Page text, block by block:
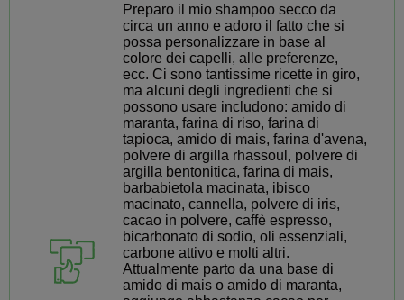
Preparo il mio shampoo secco da
circa un anno e adoro il fatto che si
possa personalizzare in base al
colore dei capelli, alle preferenze,
ecc. Ci sono tantissime ricette in giro,
ma alcuni degli ingredienti che si
possono usare includono: amido di
maranta, farina di riso, farina di
tapioca, amido di mais, farina d'avena,
polvere di argilla rhassoul, polvere di
argilla bentonitica, farina di mais,
barbabietola macinata, ibisco
macinato, cannella, polvere di iris,
cacao in polvere, caffè espresso,
bicarbonato di sodio, oli essenziali,
carbone attivo e molti altri.
Attualmente parto da una base di
amido di mais o amido di maranta,